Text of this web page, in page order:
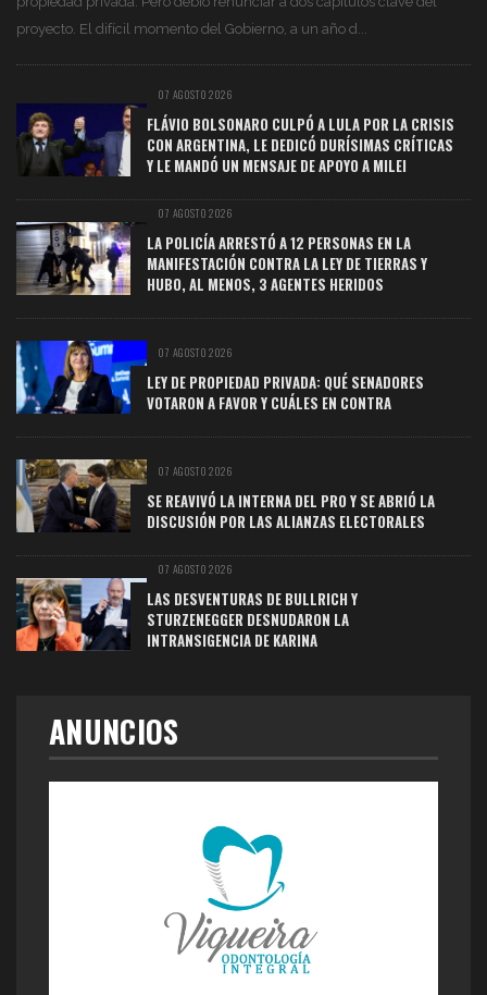
proyecto. El difícil momento del Gobierno, a un año d...
07 AGOSTO 2026
FLÁVIO BOLSONARO CULPÓ A LULA POR LA CRISIS
CON ARGENTINA, LE DEDICÓ DURÍSIMAS CRÍTICAS
Y LE MANDÓ UN MENSAJE DE APOYO A MILEI
07 AGOSTO 2026
LA POLICÍA ARRESTÓ A 12 PERSONAS EN LA
MANIFESTACIÓN CONTRA LA LEY DE TIERRAS Y
HUBO, AL MENOS, 3 AGENTES HERIDOS
07 AGOSTO 2026
LEY DE PROPIEDAD PRIVADA: QUÉ SENADORES
VOTARON A FAVOR Y CUÁLES EN CONTRA
07 AGOSTO 2026
SE REAVIVÓ LA INTERNA DEL PRO Y SE ABRIÓ LA
DISCUSIÓN POR LAS ALIANZAS ELECTORALES
07 AGOSTO 2026
LAS DESVENTURAS DE BULLRICH Y
STURZENEGGER DESNUDARON LA
INTRANSIGENCIA DE KARINA
ANUNCIOS